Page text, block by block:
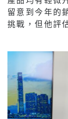
留意到今年的
挑戰，但他評